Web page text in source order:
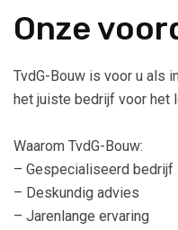
Onze
TvdG-Bouw is voor u als
het juiste bedrijf voor het
Waarom TvdG-Bouw:
– Gespecialiseerd bedrijf
– Deskundig advies
– Jarenlange ervaring